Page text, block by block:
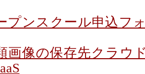
プンスクール申込フ
画像の保存先クラウ